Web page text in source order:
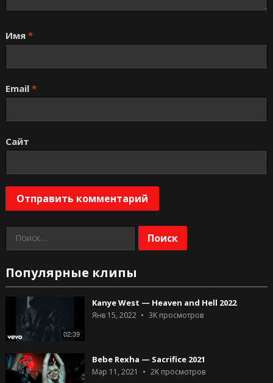
Имя *
Email *
Сайт
Найти:
Популярные клипы
02:39
Kanye West — Heaven and Hell 2022
Янв 15, 2022 3Kпросмотров
Bebe Rexha — Sacrifice 2021
Мар 11, 2021 2Kпросмотров